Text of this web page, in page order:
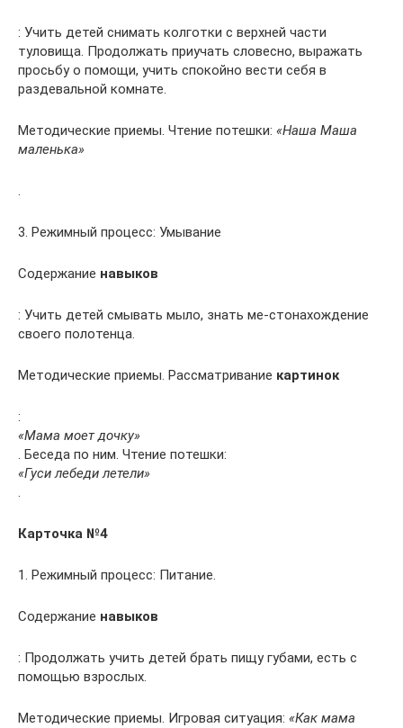
: Учить детей снимать колготки с верхней части
туловища. Продолжать приучать словесно, выражать
просьбу о помощи, учить спокойно вести себя в
раздевальной комнате.
Методические приемы. Чтение потешки: «Наша Маша
маленька»
.
3. Режимный процесс: Умывание
Содержание навыков
: Учить детей смывать мыло, знать ме-стонахождение
своего полотенца.
Методические приемы. Рассматривание картинок
:
«Мама моет дочку»
. Беседа по ним. Чтение потешки:
«Гуси лебеди летели»
.
Карточка №4
1. Режимный процесс: Питание.
Содержание навыков
: Продолжать учить детей брать пищу губами, есть с
помощью взрослых.
Методические приемы. Игровая ситуация: «Как мама